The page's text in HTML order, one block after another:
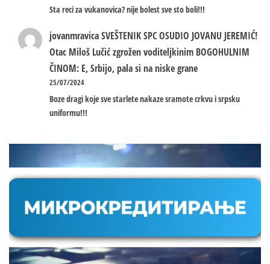
Sta reci za vukanovica? nije bolest sve sto boli!!!
jovanmravicaSVEŠTENIK SPC OSUDIO JOVANU JEREMIĆ!
Otac Miloš Lučić zgrožen voditeljkinim BOGOHULNIM
ČINOM: E, Srbijo, pala si na niske grane
25/07/2024
Boze dragi koje sve starlete nakaze sramote crkvu i srpsku
uniformu!!!